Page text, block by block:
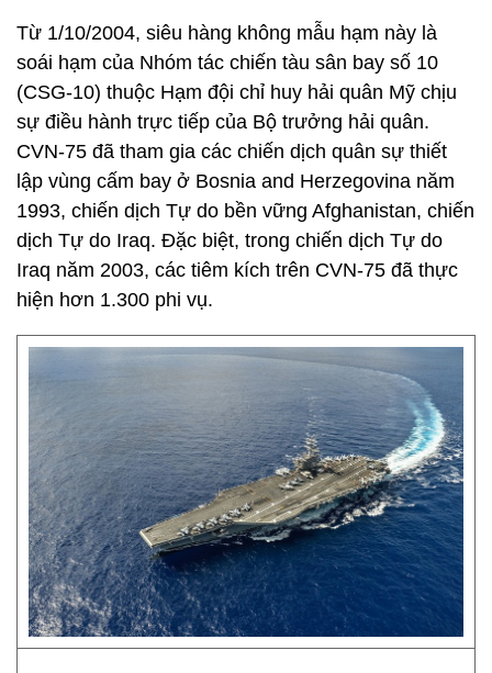
Từ 1/10/2004, siêu hàng không mẫu hạm này là
soái hạm của Nhóm tác chiến tàu sân bay số 10
(CSG-10) thuộc Hạm đội chỉ huy hải quân Mỹ chịu
sự điều hành trực tiếp của Bộ trưởng hải quân.
CVN-75 đã tham gia các chiến dịch quân sự thiết
lập vùng cấm bay ở Bosnia and Herzegovina năm
1993, chiến dịch Tự do bền vững Afghanistan, chiến
dịch Tự do Iraq. Đặc biệt, trong chiến dịch Tự do
Iraq năm 2003, các tiêm kích trên CVN-75 đã thực
hiện hơn 1.300 phi vụ.